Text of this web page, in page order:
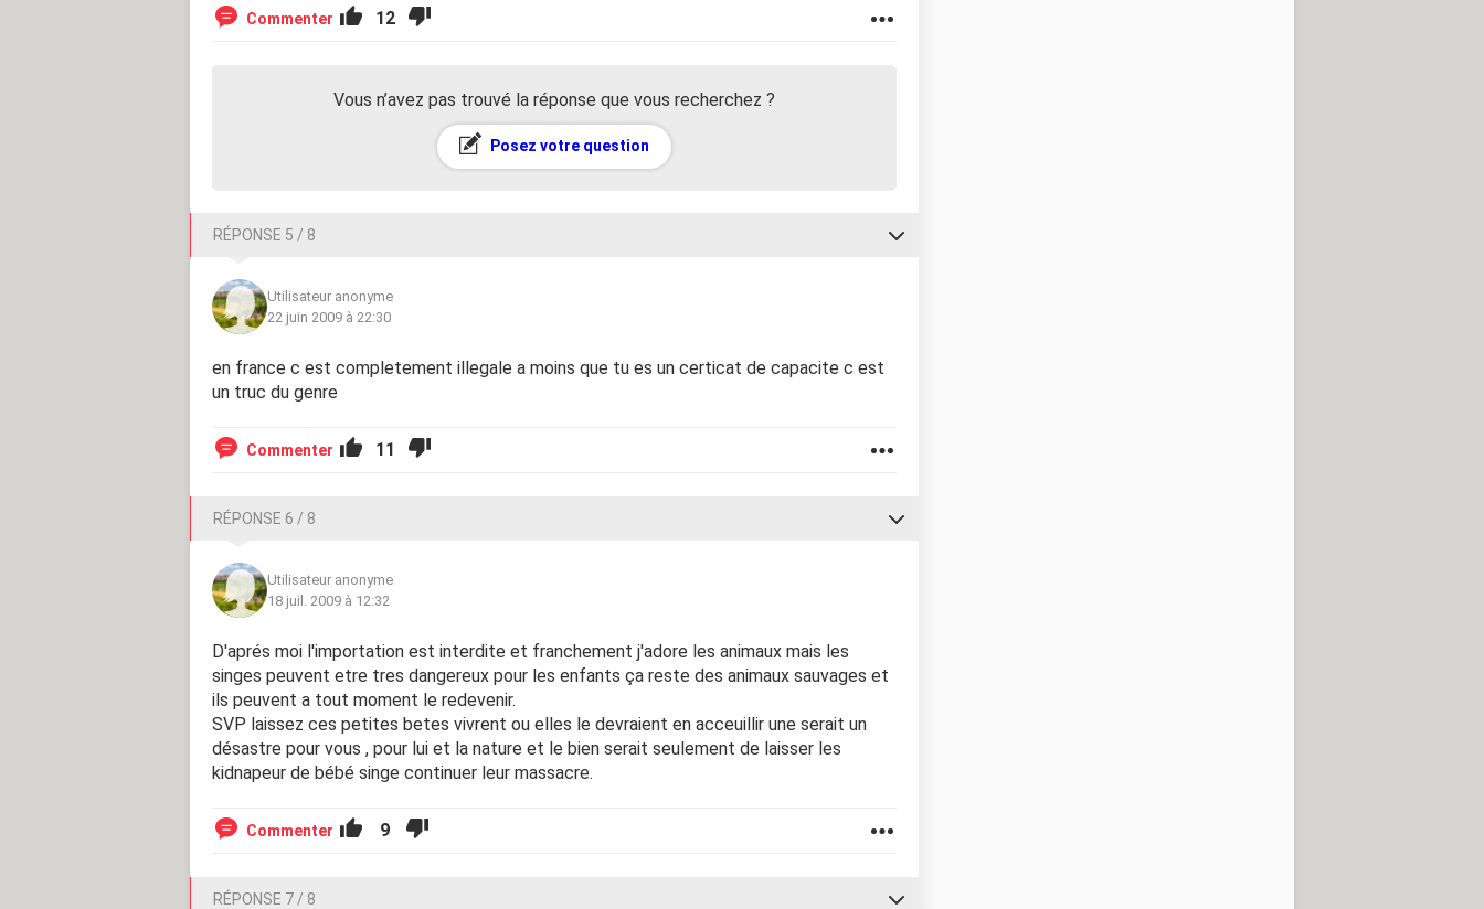
Commenter 12
Vous n’avez pas trouvé la réponse que vous recherchez ?
Posez votre question
RÉPONSE 5 / 8
Utilisateur anonyme
22 juin 2009 à 22:30
en france c est completement illegale a moins que tu es un certicat de capacite c est
un truc du genre
Commenter 11
RÉPONSE 6 / 8
Utilisateur anonyme
18 juil. 2009 à 12:32
D'aprés moi l'importation est interdite et franchement j'adore les animaux mais les
singes peuvent etre tres dangereux pour les enfants ça reste des animaux sauvages et
ils peuvent a tout moment le redevenir.
SVP laissez ces petites betes vivrent ou elles le devraient en acceuillir une serait un
désastre pour vous , pour lui et la nature et le bien serait seulement de laisser les
kidnapeur de bébé singe continuer leur massacre.
Commenter 9
RÉPONSE 7 / 8